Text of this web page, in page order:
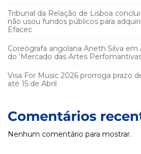
Tribunal da Relação de Lisboa
não usou fundos públicos para
Efacec
Coreógrafa angolana Aneth Silva em
do ‘Mercado das Artes
Visa For Music 2026 prorroga prazo
até 15 de Abril
Comentários
Nenhum comentário para mostrar.